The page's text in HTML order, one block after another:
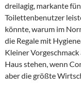
dreilagig, markante
Toilettenbenutzer
könnte, warum im
die Regale mit
Kleiner
Haus stehen, wenn
aber die größte